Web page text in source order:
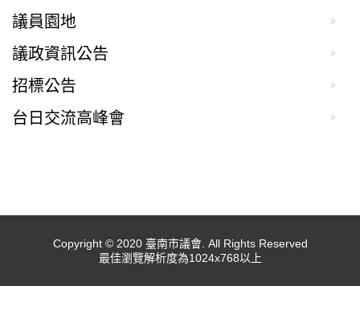
議員園地
議政資訊公告
招標公告
台日交流高峰會
Copyright © 2020 臺南市議會. All Rights Reserved
最佳瀏覽解析度為1024x768以上